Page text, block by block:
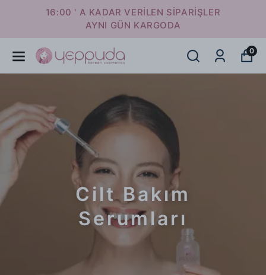
16:00 ' A KADAR VERİLEN SİPARİŞLER
AYNI GÜN KARGODA
0
Cilt Bakım
Serumları